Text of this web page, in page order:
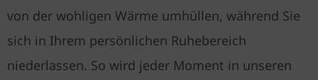
von der wohligen Wärme umhüllen, während Sie
sich in Ihrem persönlichen Ruhebereich
niederlassen. So wird jeder Moment in unseren